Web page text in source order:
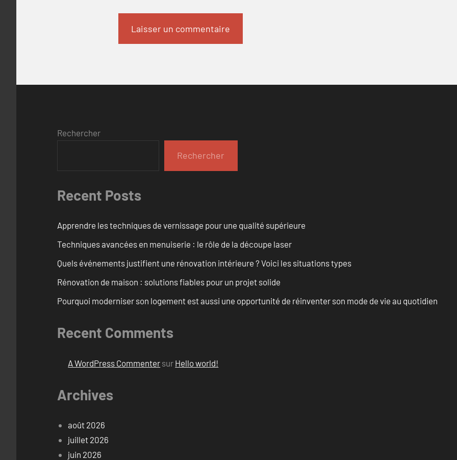
Rechercher
Rechercher
Recent Posts
Apprendre les techniques de vernissage pour une qualité supérieure
Techniques avancées en menuiserie : le rôle de la découpe laser
Quels événements justifient une rénovation intérieure ? Voici les situations types
Rénovation de maison : solutions fiables pour un projet solide
Pourquoi moderniser son logement est aussi une opportunité de réinventer son mode de vie au quotidien
Recent Comments
A WordPress Commenter sur Hello world!
Archives
août 2026
juillet 2026
juin 2026